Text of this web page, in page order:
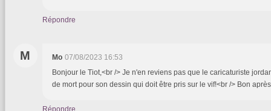
Répondre
M Mo 07/08/2023 16:53
Bonjour le Tiot,<br /> Je n'en reviens pas que le caricaturiste
de mort pour son dessin qui doit être pris sur le vif!<br /> Bon
Répondre